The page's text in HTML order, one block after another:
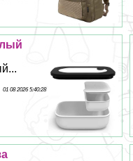
01 08 2026 5:40:28